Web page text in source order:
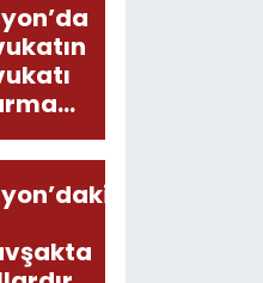
bilgiler
kan